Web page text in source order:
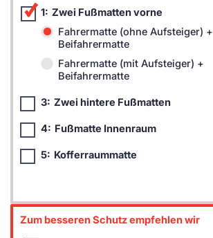
1: Zwei Fußmatten vorne
Fahrermatte (ohne Aufsteiger) +
Beifahrermatte
Fahrermatte (mit Aufsteiger) +
Beifahrermatte
3: Zwei hintere Fußmatten
4: Fußmatte Innenraum
5: Kofferraummatte
Zum besseren Schutz empfehlen wir